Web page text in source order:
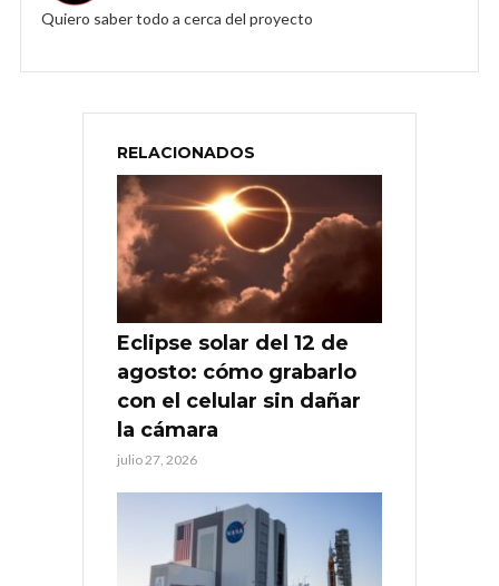
Quiero saber todo a cerca del proyecto
RELACIONADOS
Eclipse solar del 12 de
agosto: cómo grabarlo
con el celular sin dañar
la cámara
julio 27, 2026